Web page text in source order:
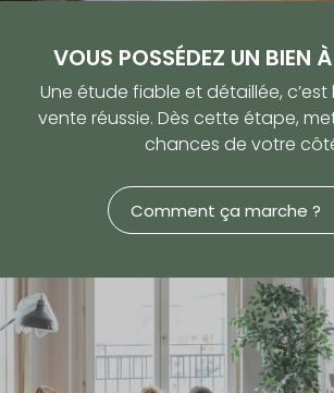
VOUS POSSÉDEZ UN BIEN
Une étude fiable et détaillée, c’est
vente réussie. Dès cette étape,
chances de votre
Comment ça marche ?